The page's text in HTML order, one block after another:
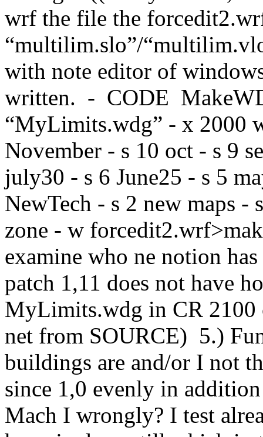
wrf the file the
“multilim.slo”/
with note editor of
written. - CODE
“MyLimits.wdg” - x 2000
November - s 10 oct - s 9
july30 - s 6 June25 - s 5
NewTech - s 2 new maps -
zone - w
examine who ne notion
patch 1,11 does not have
MyLimits.wdg in CR 2100
net from SOURCE) 5.)
buildings are and/or I not
since 1,0 evenly in
Mach I wrongly? I test